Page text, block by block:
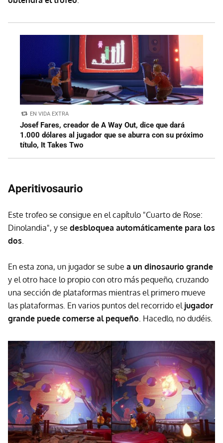
EN VIDA EXTRA
Josef Fares, creador de A Way Out, dice que dará
1.000 dólares al jugador que se aburra con su próximo
título, It Takes Two
Aperitivosaurio
Este trofeo se consigue en el capítulo "Cuarto de Rose:
Dinolandia", y se desbloquea automáticamente para los
dos
En esta zona, un jugador se sube a un dinosaurio grande
y el otro hace lo propio con otro más pequeño, cruzando
una sección de plataformas mientras el primero mueve
las plataformas. En varios puntos del recorrido el jugador
grande puede comerse al pequeño . Hacedlo, no dudéis.